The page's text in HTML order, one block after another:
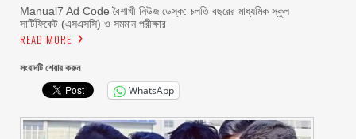
Manual7 Ad Code বৈশাখী নিউজ ডেস্ক: চলতি বছরের মাধ্যমিক স্কুল
সার্টিফিকেট (এসএসসি) ও সমমান পরীক্ষার
READ MORE
সংবাদটি শেয়ার করুন
WhatsApp